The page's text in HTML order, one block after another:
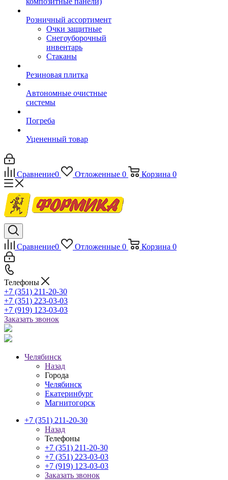
Розничный ассортимент
Очки защитные
Снегоуборочный
инвентарь
Стаканы
Резиновая плитка
Автономные очистные
системы
Погреба
Уцененный товар
Сравнение0 Отложенные 0 Корзина 0
Сравнение0 Отложенные 0 Корзина 0
Телефоны
+7 (351) 211-20-30
+7 (351) 223-03-03
+7 (919) 123-03-03
Заказать звонок
Челябинск
Назад
Города
Челябинск
Екатеринбург
Магнитогорск
+7 (351) 211-20-30
Назад
Телефоны
+7 (351) 211-20-30
+7 (351) 223-03-03
+7 (919) 123-03-03
Заказать звонок